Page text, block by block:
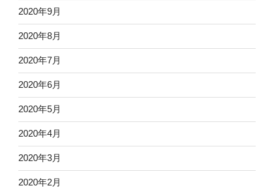
2020年9月
2020年8月
2020年7月
2020年6月
2020年5月
2020年4月
2020年3月
2020年2月